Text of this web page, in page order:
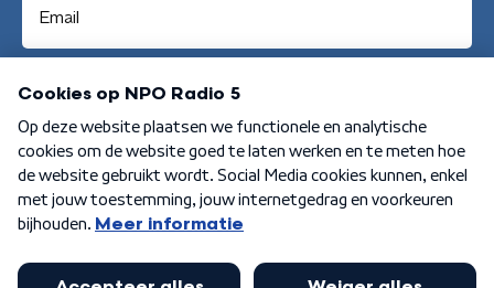
Aanmelden
Algemene voorwaarden